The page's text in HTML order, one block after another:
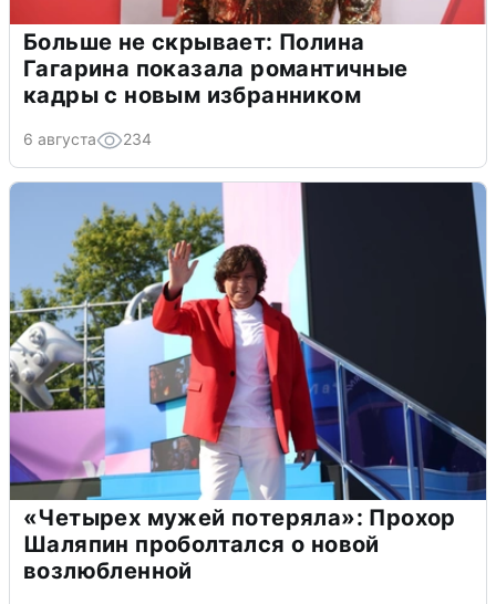
Больше не скрывает: Полина
Гагарина показала романтичные
кадры с новым избранником
6 августа 234
«Четырех мужей потеряла»: Прохор
Шаляпин проболтался о новой
возлюбленной